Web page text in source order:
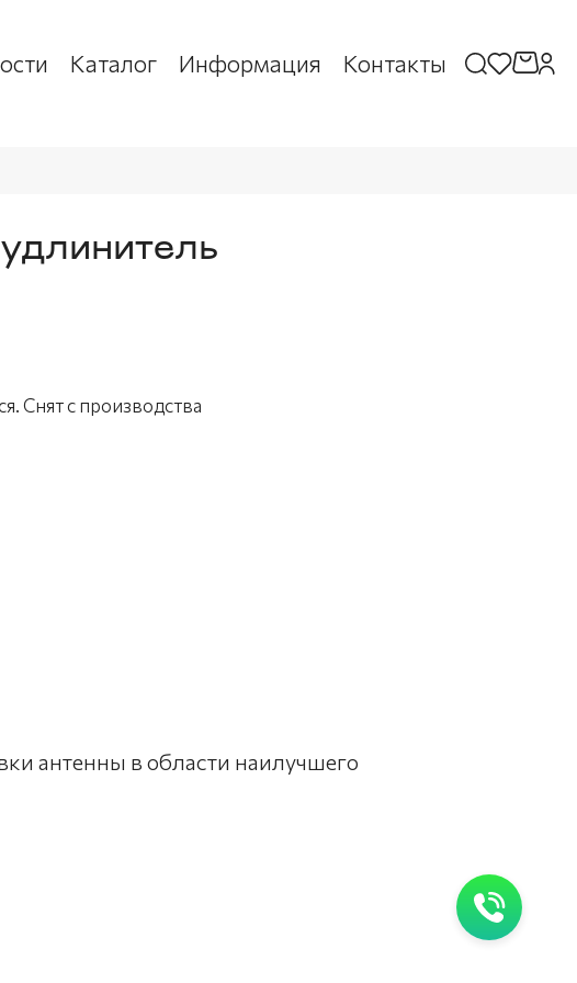
Каталог Информация Контакты
Снят с производства
антенны в области наилучшего